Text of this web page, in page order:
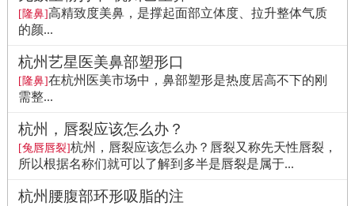
[隆鼻]高精致度美鼻，是撑起面部立体度、拉升整体气质
的颜...
杭州艺星医美鼻部塑形口
[隆鼻]在杭州医美市场中，鼻部塑形是热度居高不下的刚
需整...
杭州，唇裂应该怎么办？
[兔唇唇裂]杭州，唇裂应该怎么办？唇裂又称先天性唇裂，
所以根据名称们就可以了解到多半是唇裂是属于...
杭州腰腹部环形吸脂的注